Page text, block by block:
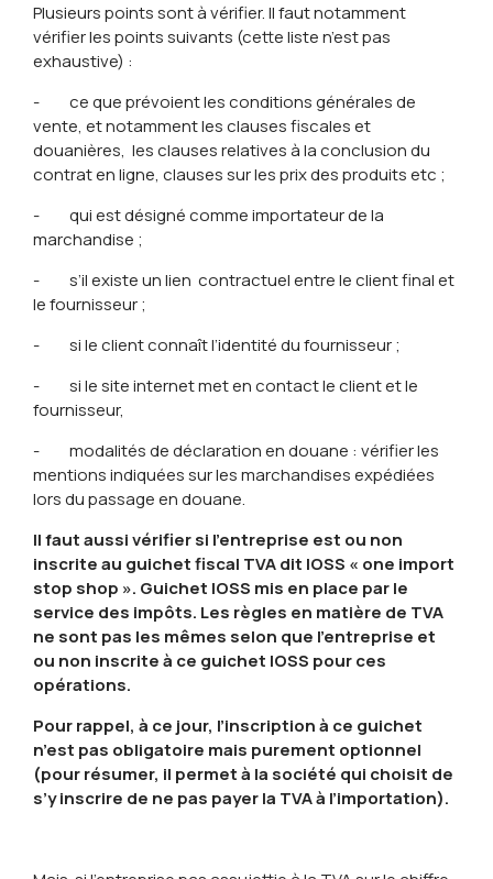
Plusieurs points sont à vérifier. Il faut notamment
vérifier les points suivants (cette liste n’est pas
exhaustive) :
- ce que prévoient les conditions générales de
vente, et notamment les clauses fiscales et
douanières, les clauses relatives à la conclusion du
contrat en ligne, clauses sur les prix des produits etc ;
- qui est désigné comme importateur de la
marchandise ;
- s’il existe un lien contractuel entre le client final et
le fournisseur ;
- si le client connaît l’identité du fournisseur ;
- si le site internet met en contact le client et le
fournisseur,
- modalités de déclaration en douane : vérifier les
mentions indiquées sur les marchandises expédiées
lors du passage en douane.
Il faut aussi vérifier si l’entreprise est ou non
inscrite au guichet fiscal TVA dit IOSS « one import
stop shop ». Guichet IOSS mis en place par le
service des impôts. Les règles en matière de TVA
ne sont pas les mêmes selon que l’entreprise et
ou non inscrite à ce guichet IOSS pour ces
opérations.
Pour rappel, à ce jour, l’inscription à ce guichet
n’est pas obligatoire mais purement optionnel
(pour résumer, il permet à la société qui choisit de
s’y inscrire de ne pas payer la TVA à l’importation).